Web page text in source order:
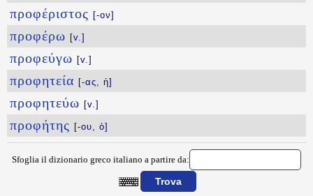
προφέριστος [-ον]
προφέρω [v.]
προφεύγω [v.]
προφητεία [-ας, ἡ]
προφητεύω [v.]
προφήτης [-ου, ὁ]
Sfoglia il dizionario greco italiano a partire da: